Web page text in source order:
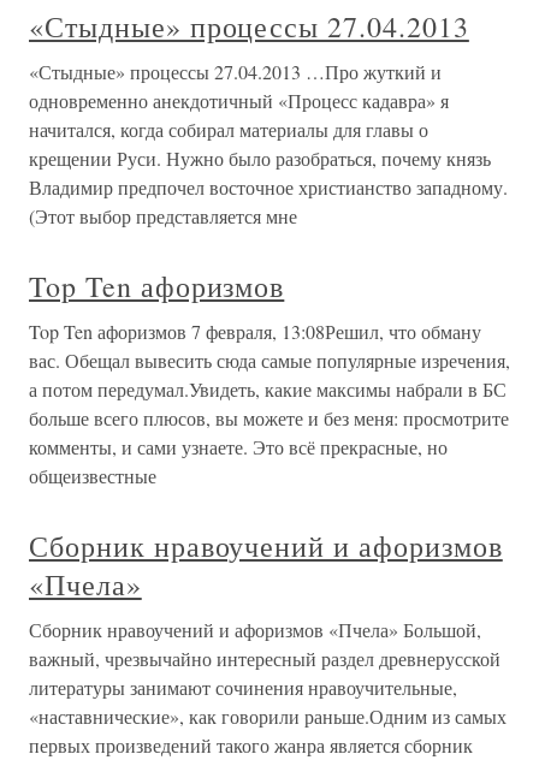
«Стыдные» процессы 27.04.2013
«Стыдные» процессы 27.04.2013 …Про жуткий и
одновременно анекдотичный «Процесс кадавра» я
начитался, когда собирал материалы для главы о
крещении Руси. Нужно было разобраться, почему князь
Владимир предпочел восточное христианство западному.
(Этот выбор представляется мне
Top Ten афоризмов
Top Ten афоризмов 7 февраля, 13:08Решил, что обману
вас. Обещал вывесить сюда самые популярные изречения,
а потом передумал.Увидеть, какие максимы набрали в БС
больше всего плюсов, вы можете и без меня: просмотрите
комменты, и сами узнаете. Это всё прекрасные, но
общеизвестные
Сборник нравоучений и афоризмов
«Пчела»
Сборник нравоучений и афоризмов «Пчела» Большой,
важный, чрезвычайно интересный раздел древнерусской
литературы занимают сочинения нравоучительные,
«наставнические», как говорили раньше.Одним из самых
первых произведений такого жанра является сборник